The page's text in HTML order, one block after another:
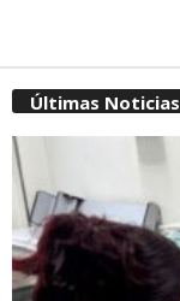
Últimas Noticias